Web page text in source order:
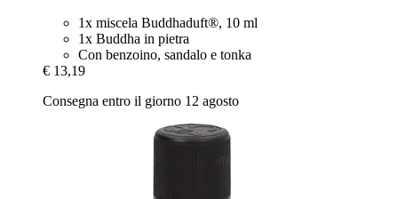
1x miscela Buddhaduft®, 10 ml
1x Buddha in pietra
Con benzoino, sandalo e tonka
€ 13,19
Consegna entro il giorno 12 agosto